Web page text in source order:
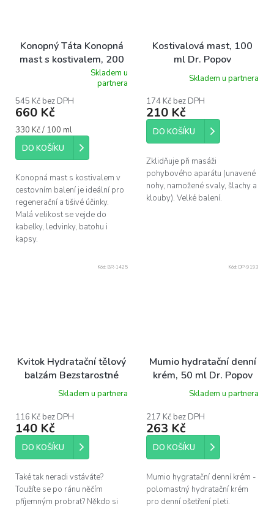
Konopný Táta Konopná
mast s kostivalem, 200
produktu
je
z
hvězdiček.
Skladem u
partnera
545 Kč bez DPH
660 Kč
Měrná
cena:
330 Kč / 100 ml
DO KOŠÍKU
Konopná mast s kostivalem v
cestovním balení je ideální pro
regenerační a tišivé účinky.
Malá velikost se vejde do
kabelky, ledvinky, batohu i
kapsy.
Kostivalová mast, 100
ml Dr. Popov
Skladem u partnera
174 Kč bez DPH
210 Kč
DO KOŠÍKU
Zklidňuje při masáži
pohybového aparátu (unavené
nohy, namožené svaly, šlachy a
klouby). Velké balení.
Kvitok Hydratační tělový
balzám Bezstarostné
ráno- květiny a citrusy,
Skladem u partnera
116 Kč bez DPH
140 Kč
DO KOŠÍKU
Také tak neradi vstáváte?
Toužíte se po ránu něčím
příjemným probrat? Někdo si
Kód: BR-1425
Mumio hydratační denní
krém, 50 ml Dr. Popov
Skladem u partnera
217 Kč bez DPH
263 Kč
DO KOŠÍKU
Mumio hygratační denní krém -
polomastný hydratační krém
pro denní ošetření pleti.
Kód: DP-9193